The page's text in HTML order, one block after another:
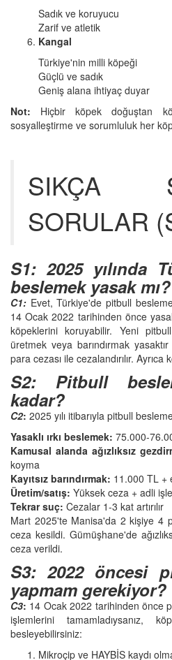
Sadık ve koruyucu
Zarif ve atletik
Kangal
Türkiye'nin milli köpeği
Güçlü ve sadık
Geniş alana ihtiyaç duyar
Not: Hiçbir köpek doğuştan
sosyalleştirme ve sorumluluk her
SIKÇA
SORULAR
S1: 2025 yılında
beslemek yasak mı?
C1: Evet, Türkiye'de pitbull
14 Ocak 2022 tarihinden önce
köpeklerini koruyabilir. Yeni
üretmek veya barındırmak
para cezası ile cezalandırılır.
S2: Pitbull
kadar?
C2: 2025 yılı itibarıyla pitbull
Yasaklı ırkı beslemek: 75.000-
Kamusal alanda ağızlıksız
koyma
Kayıtsız barındırmak: 11.000 TL +
Üretim/satış: Yüksek ceza + adli
Tekrar suç: Cezalar 1-3 kat artırılır
Mart 2025'te Manisa'da 2 kişiye 4
ceza kesildi. Gümüşhane'de
ceza verildi.
S3: 2022 öncesi
yapmam gerekiyor?
C3: 14 Ocak 2022 tarihinden önce
işlemlerini tamamladıysanız,
besleyebilirsiniz:
Mikroçip ve HAYBİS kaydı